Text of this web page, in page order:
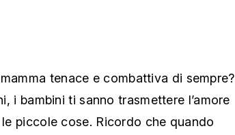
tenace e combattiva di sempre?
i bambini ti sanno trasmettere l’amore
piccole cose. Ricordo che quando